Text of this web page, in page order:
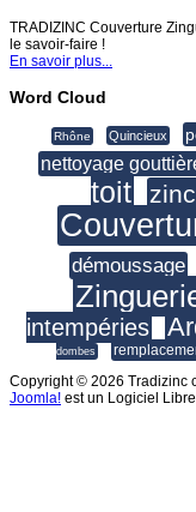
TRADIZINC Couverture
le savoir-faire !
En savoir plus...
Word Cloud
Rhône Quincieux
nettoyage
toit
zinc
démoussage
intempéries
dombes
Copyright © 2026 Tradizinc
Joomla! est un Logiciel